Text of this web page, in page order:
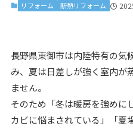
リフォーム 断熱リフォーム
長野県東御市は内陸特有の気
み、夏は日差しが強く室内が
ません。
そのため「冬は暖房を強めに
カビに悩まされている」「夏